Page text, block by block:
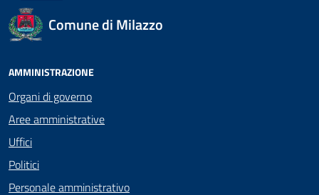
Comune di Milazzo
AMMINISTRAZIONE
Organi di governo
Aree amministrative
Uffici
Politici
Personale amministrativo